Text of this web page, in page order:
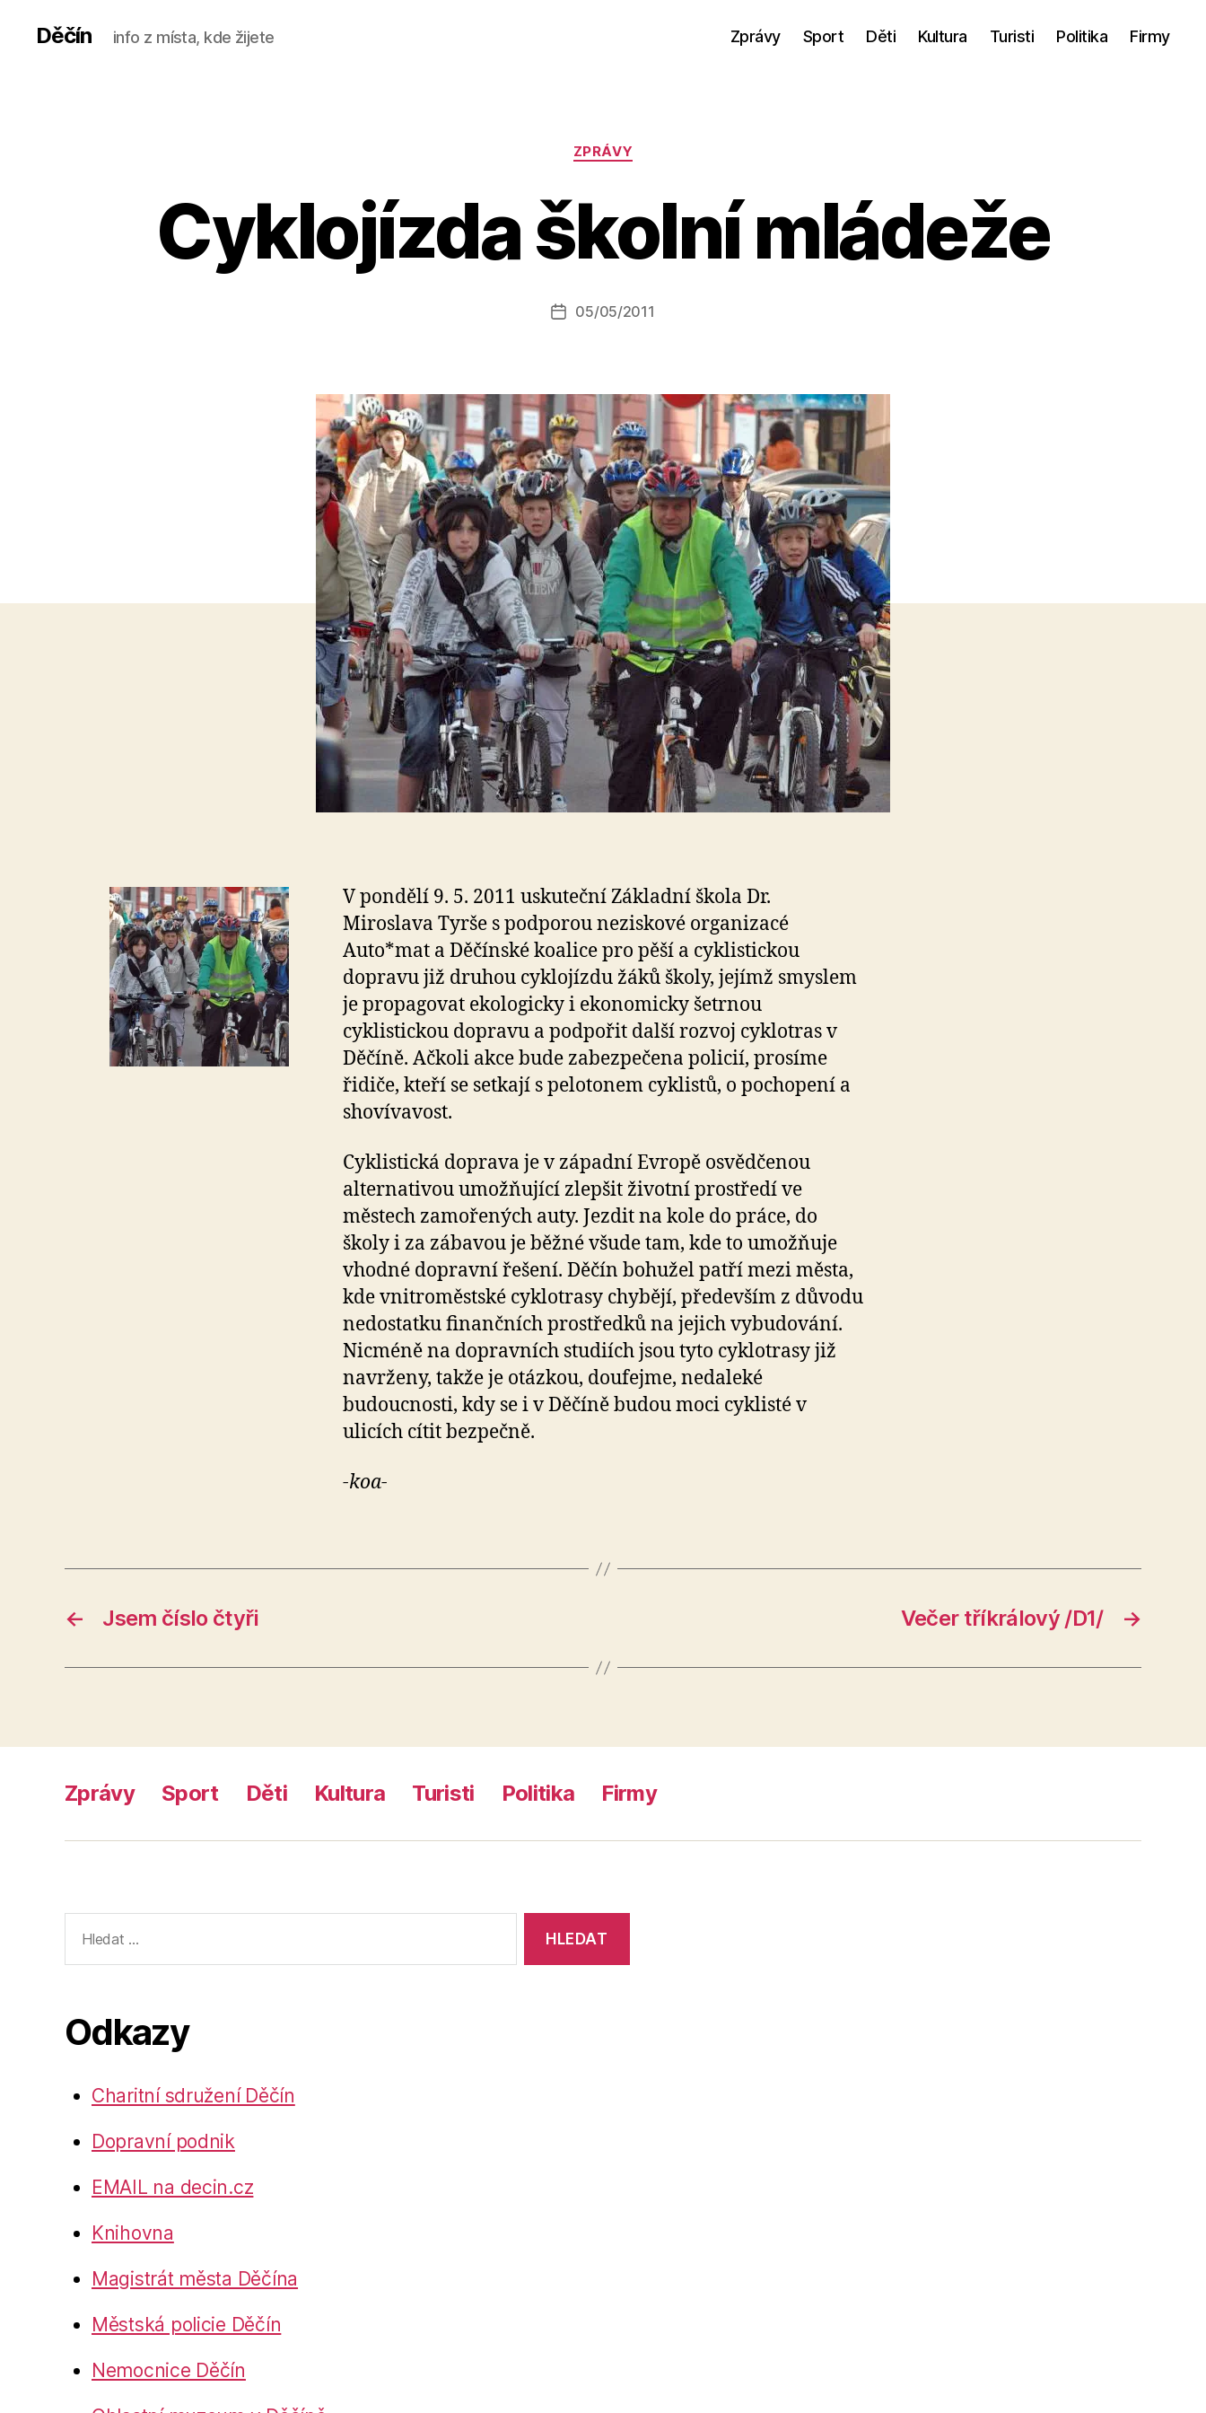
Děčín info z místa, kde žijete Zprávy Sport Děti Kultura Turisti Politika Firmy
Rubriky
ZPRÁVY
Cyklojízda školní mládeže
Autor
u
t
a
o
Datum
05/05/2011
V pondělí 9. 5. 2011 uskuteční Základní škola Dr.
Miroslava Tyrše s podporou neziskové organizacé
Auto*mat a Děčínské koalice pro pěší a cyklistickou
dopravu již druhou cyklojízdu žáků školy, jejímž smyslem
je propagovat ekologicky i ekonomicky šetrnou
cyklistickou dopravu a podpořit další rozvoj cyklotras v
Děčíně. Ačkoli akce bude zabezpečena policií, prosíme
řidiče, kteří se setkají s pelotonem cyklistů, o pochopení a
shovívavost.
Cyklistická doprava je v západní Evropě osvědčenou
alternativou umožňující zlepšit životní prostředí ve
městech zamořených auty. Jezdit na kole do práce, do
školy i za zábavou je běžné všude tam, kde to umožňuje
vhodné dopravní řešení. Děčín bohužel patří mezi města,
kde vnitroměstské cyklotrasy chybějí, především z důvodu
nedostatku finančních prostředků na jejich vybudování.
Nicméně na dopravních studiích jsou tyto cyklotrasy již
navrženy, takže je otázkou, doufejme, nedaleké
budoucnosti, kdy se i v Děčíně budou moci cyklisté v
ulicích cítit bezpečně.
-koa-
← Jsem číslo čtyři →
Večer tříkrálový /D1/
Zprávy Sport Děti Kultura Turisti Politika Firmy
vyhledávání:
Odkazy
Charitní sdružení Děčín
Dopravní podnik
EMAIL na decin.cz
Knihovna
Magistrát města Děčína
Městská policie Děčín
Nemocnice Děčín